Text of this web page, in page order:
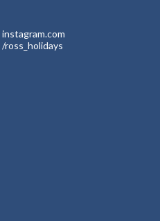
instagram.com
/ross_holidays